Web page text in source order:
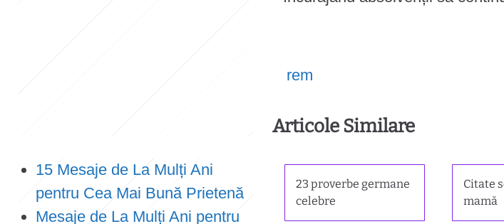
rem
Articole Similare
23 proverbe germane
celebre
Citate
mamă
15 Mesaje de La Mulți Ani
pentru Cea Mai Bună Prietenă
Mesaje de La Mulți Ani pentru